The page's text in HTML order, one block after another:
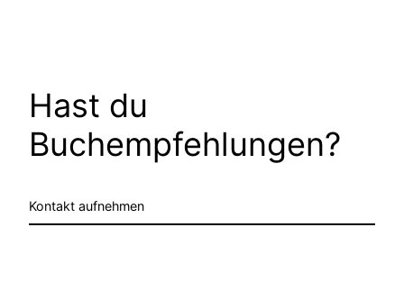
Hast du
Buchempfehlungen?
Kontakt aufnehmen